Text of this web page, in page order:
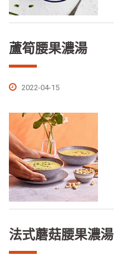
蘆筍腰果濃湯
2022-04-15
法式蘑菇腰果濃湯